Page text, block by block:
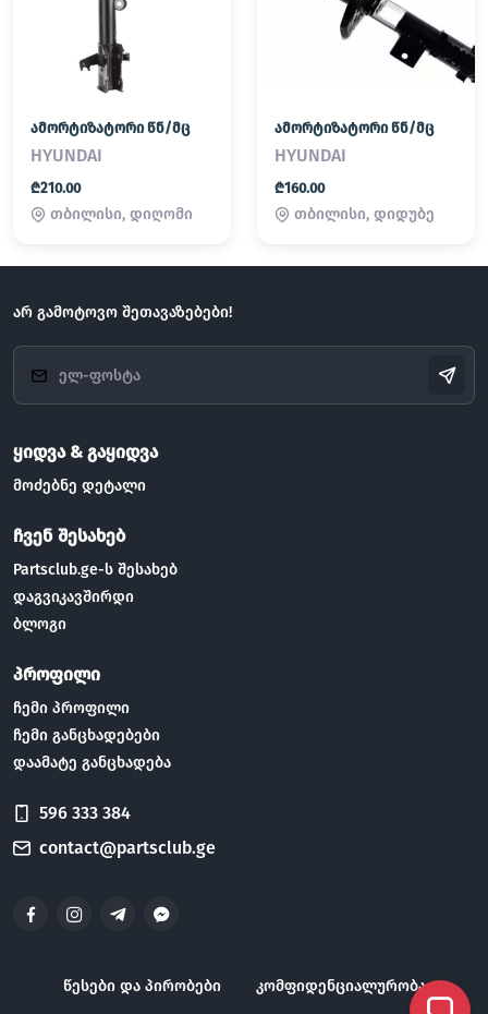
ამორტიზატორი წნ/მც
HYUNDAI
₾210.00
თბილისი, დიღომი
ამორტიზატორი წნ/მც
HYUNDAI
₾160.00
თბილისი, დიდუბე
არ გამოტოვო შეთავაზებები!
ყიდვა & გაყიდვა
მოძებნე დეტალი
ჩვენ შესახებ
Partsclub.ge-ს შესახებ
დაგვიკავშირდი
ბლოგი
პროფილი
ჩემი პროფილი
ჩემი განცხადებები
დაამატე განცხადება
596 333 384
contact@partsclub.ge
წესები და პირობები კომფიდენციალურობა